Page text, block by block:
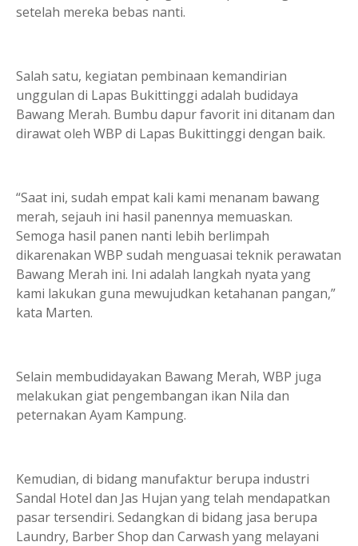
setelah mereka bebas nanti.
Salah satu, kegiatan pembinaan kemandirian
unggulan di Lapas Bukittinggi adalah budidaya
Bawang Merah. Bumbu dapur favorit ini ditanam dan
dirawat oleh WBP di Lapas Bukittinggi dengan baik.
“Saat ini, sudah empat kali kami menanam bawang
merah, sejauh ini hasil panennya memuaskan.
Semoga hasil panen nanti lebih berlimpah
dikarenakan WBP sudah menguasai teknik perawatan
Bawang Merah ini. Ini adalah langkah nyata yang
kami lakukan guna mewujudkan ketahanan pangan,”
kata Marten.
Selain membudidayakan Bawang Merah, WBP juga
melakukan giat pengembangan ikan Nila dan
peternakan Ayam Kampung.
Kemudian, di bidang manufaktur berupa industri
Sandal Hotel dan Jas Hujan yang telah mendapatkan
pasar tersendiri. Sedangkan di bidang jasa berupa
Laundry, Barber Shop dan Carwash yang melayani